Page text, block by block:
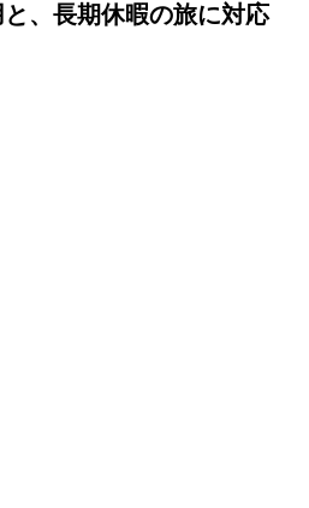
、長期休暇の旅に対応